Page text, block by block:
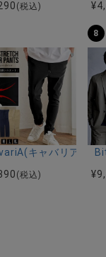
(税込)
¥
レッチバンドカラ
ック半袖Tシャツ/全
キャバリア)ス
(税込)
8
¥